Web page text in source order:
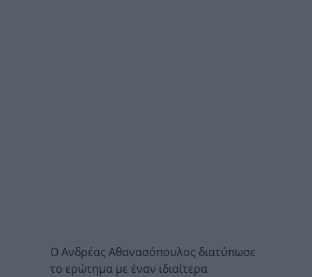
Ο Ανδρέας Αθανασόπουλος διατύπωσε
το ερώτημα με έναν ιδιαίτερα